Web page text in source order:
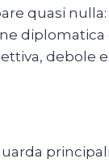
quasi
diplomatica
debole